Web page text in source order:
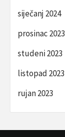
siječanj 2024
prosinac 2023
studeni 2023
listopad 2023
rujan 2023